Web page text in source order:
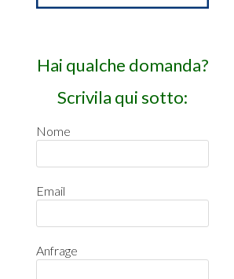
Hai qualche domanda?
Scrivila qui sotto:
Nome
Email
Anfrage